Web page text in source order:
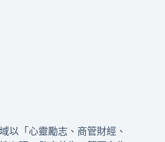
以「心靈勵志、商管財經、